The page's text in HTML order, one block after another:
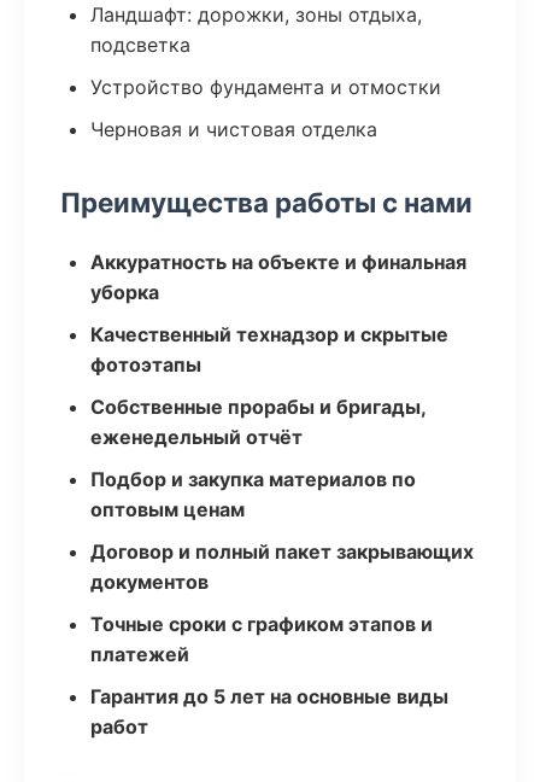
Ландшафт: дорожки, зоны отдыха,
подсветка
Устройство фундамента и отмостки
Черновая и чистовая отделка
Преимущества работы с нами
Аккуратность на объекте и финальная
уборка
Качественный технадзор и скрытые
фотоэтапы
Собственные прорабы и бригады,
еженедельный отчёт
Подбор и закупка материалов по
оптовым ценам
Договор и полный пакет закрывающих
документов
Точные сроки с графиком этапов и
платежей
Гарантия до 5 лет на основные виды
работ